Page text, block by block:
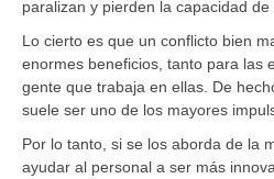
paralizan y pierden la capacidad de
Lo cierto es que un conflicto bien
enormes beneficios, tanto para las
gente que trabaja en ellas. De
suele ser uno de los mayores
Por lo tanto, si se los aborda de la
ayudar al personal a ser más